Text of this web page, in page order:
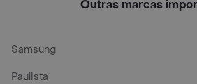
Outras marcas
Samsung
Paulista